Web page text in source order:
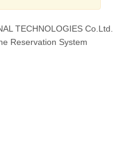
TECHNOLOGIES Co.Ltd.
Reservation System